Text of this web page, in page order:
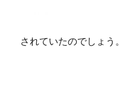
されていたのでしょう。